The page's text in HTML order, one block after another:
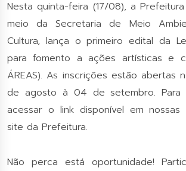
Nesta quinta-feira (17/08), a
meio da Secretaria de Meio
Cultura, lança o primeiro edital da
para fomento a ações artísticas e
ÁREAS). As inscrições estão abertas
de agosto à 04 de setembro. Para
acessar o link disponível em
site da Prefeitura.
Não perca está oportunidade!